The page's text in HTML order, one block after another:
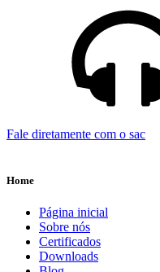
Fale diretamente com o sac
Home
Página inicial
Sobre nós
Certificados
Downloads